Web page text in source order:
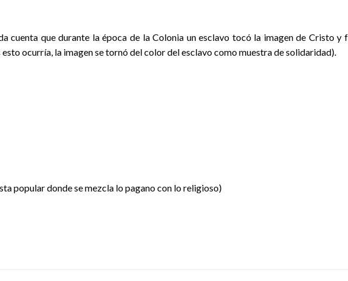
cuenta que durante la época de la Colonia un esclavo tocó la imagen de Cristo y
ocurría, la imagen se tornó del color del esclavo como muestra de solidaridad).
popular donde se mezcla lo pagano con lo religioso)